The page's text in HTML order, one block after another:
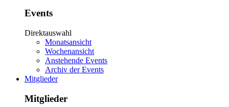
Events
Direktauswahl
Monatsansicht
Wochenansicht
Anstehende Events
Archiv der Events
Mitglieder
Mitglieder